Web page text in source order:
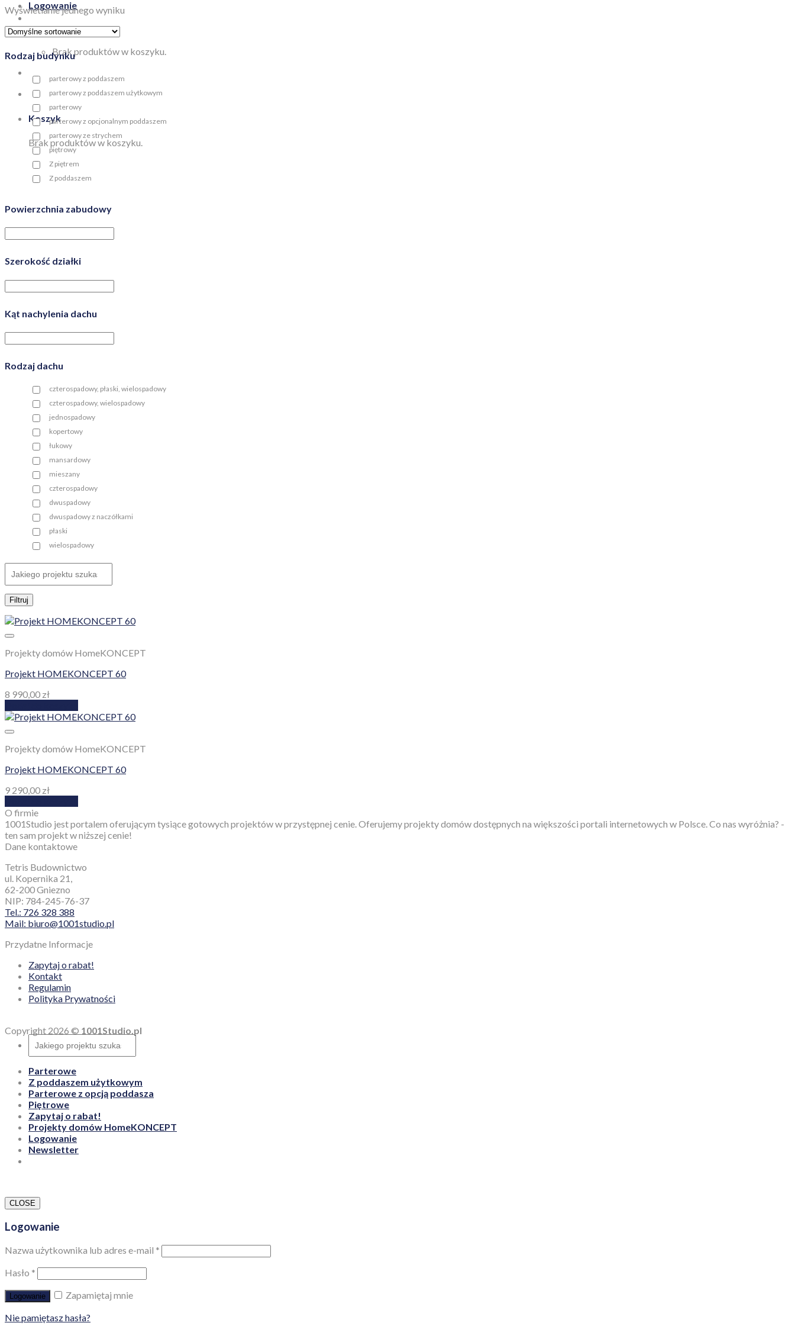
Logowanie
Koszyk /0,00zł
Brak produktów w koszyku.
Koszyk
Brak produktów w koszyku.
Wyświetlanie jednego wyniku
Rodzaj budynku
parterowy z poddaszem
parterowy z poddaszem użytkowym
parterowy
parterowy z opcjonalnym poddaszem
parterowy ze strychem
piętrowy
Z piętrem
Z poddaszem
Powierzchnia zabudowy
Szerokość działki
Kąt nachylenia dachu
Rodzaj dachu
czterospadowy, płaski, wielospadowy
czterospadowy, wielospadowy
jednospadowy
kopertowy
łukowy
mansardowy
mieszany
czterospadowy
dwuspadowy
dwuspadowy z naczółkami
płaski
wielospadowy
Filtruj
Projekty domów HomeKONCEPT
Projekt HOMEKONCEPT 60
8 990,00 zł
Projekty domów HomeKONCEPT
Projekt HOMEKONCEPT 60
9 290,00 zł
O firmie
1001Studio jest portalem oferującym tysiące gotowych projektów w przystępnej cenie. Oferujemy projekty domów dostępnych na większości portali internetowych w Polsce. Co nas wyróżnia? -
ten sam projekt w niższej cenie!
Dane kontaktowe
Tetris Budownictwo
ul. Kopernika 21,
62-200 Gniezno
NIP: 784-245-76-37
Tel.: 726 328 388
Mail: biuro@1001studio.pl
Przydatne Informacje
Zapytaj o rabat!
Kontakt
Regulamin
Polityka Prywatności
Copyright 2026 © 1001Studio.pl
Parterowe
Z poddaszem użytkowym
Parterowe z opcją poddasza
Piętrowe
Zapytaj o rabat!
Projekty domów HomeKONCEPT
Logowanie
Newsletter
CLOSE
Logowanie
Nazwa użytkownika lub adres e-mail *
Hasło *
Logowanie
Zapamiętaj mnie
Nie pamiętasz hasła?